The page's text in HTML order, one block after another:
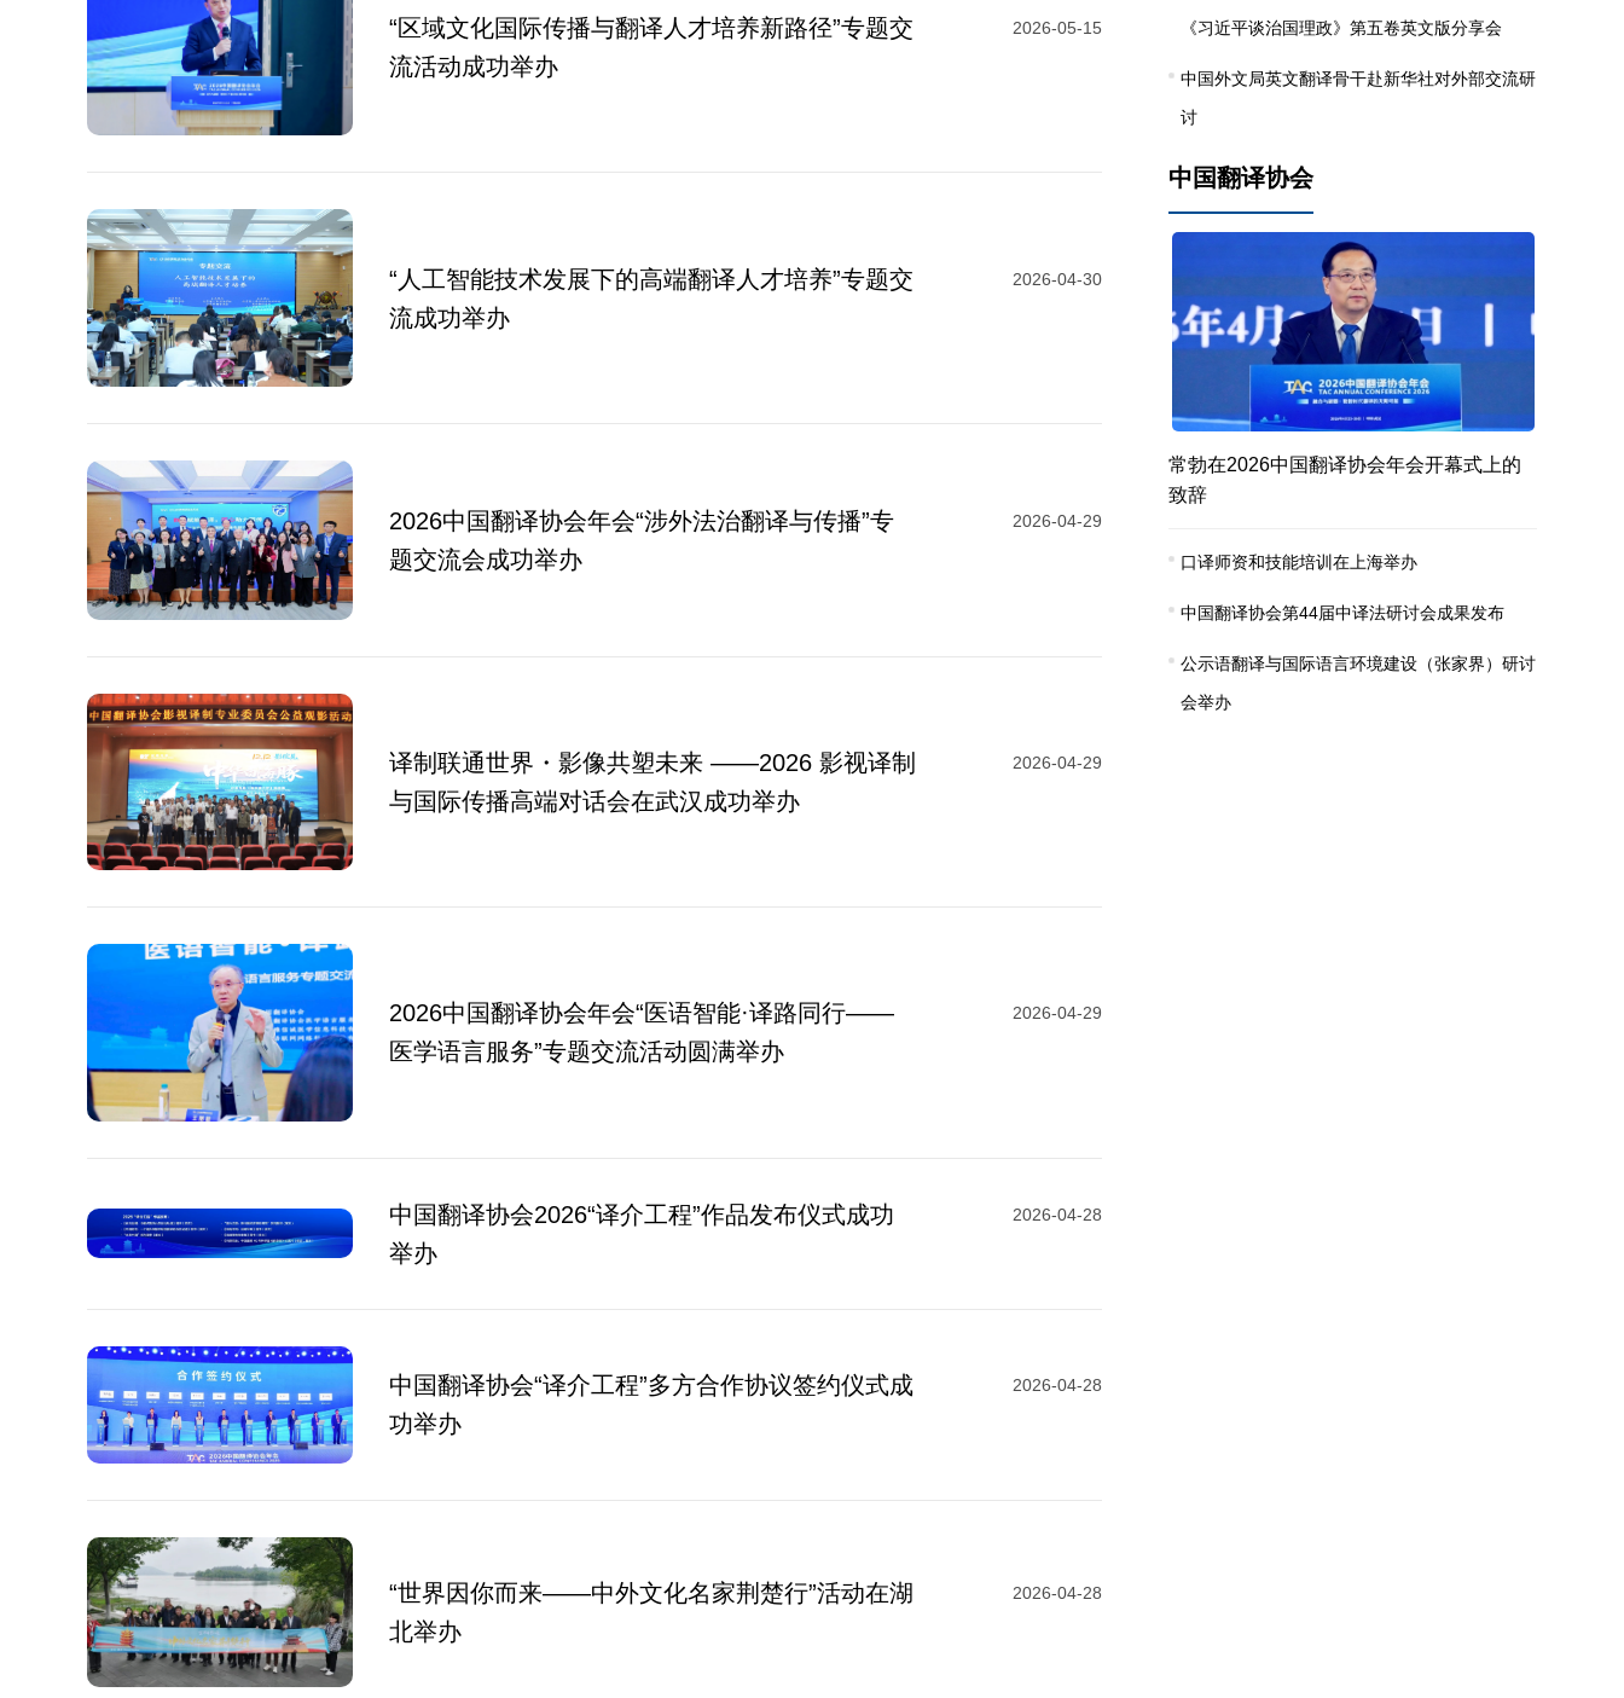
“区域文化国际传播与翻译人才培养新路径”专题交
流活动成功举办
2026-05-15
“人工智能技术发展下的高端翻译人才培养”专题交
流成功举办
2026-04-30
2026中国翻译协会年会“涉外法治翻译与传播”专
题交流会成功举办
2026-04-29
译制联通世界・影像共塑未来 ——2026 影视译制
与国际传播高端对话会在武汉成功举办
2026-04-29
2026中国翻译协会年会“医语智能·译路同行——
医学语言服务”专题交流活动圆满举办
2026-04-29
中国翻译协会2026“译介工程”作品发布仪式成功
举办
2026-04-28
中国翻译协会“译介工程”多方合作协议签约仪式成
功举办
2026-04-28
“世界因你而来——中外文化名家荆楚行”活动在湖
北举办
2026-04-28
《习近平谈治国理政》第五卷英文版分享会
中国外文局英文翻译骨干赴新华社对外部交流研
讨
中国翻译协会
常勃在2026中国翻译协会年会开幕式上的
致辞
口译师资和技能培训在上海举办
中国翻译协会第44届中译法研讨会成果发布
公示语翻译与国际语言环境建设（张家界）研讨
会举办